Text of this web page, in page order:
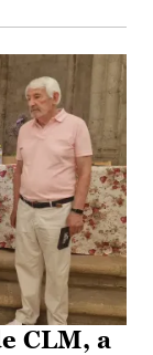
CLM, a